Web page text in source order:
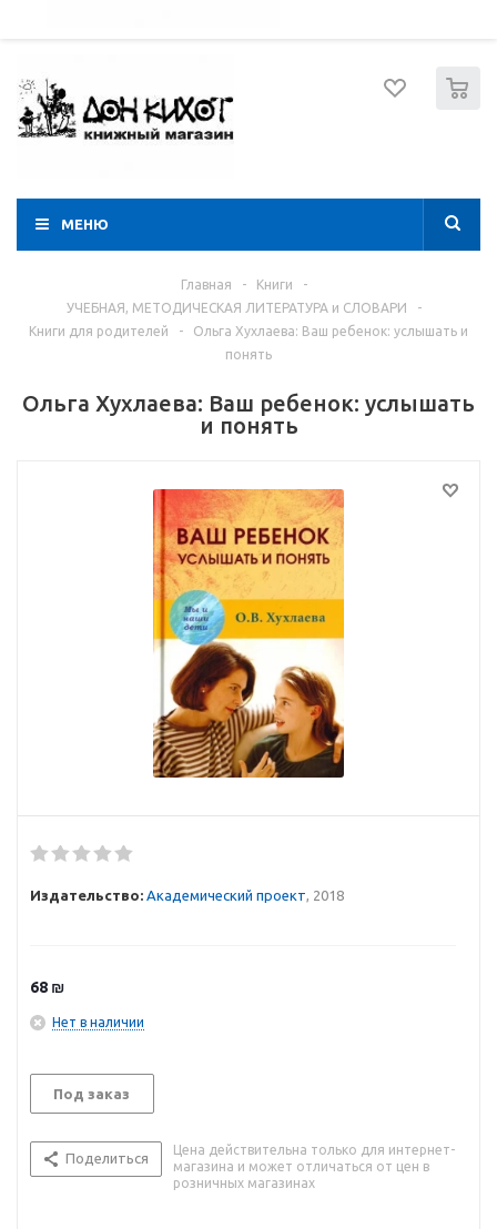
МЕНЮ
Главная - Книги
-
УЧЕБНАЯ, МЕТОДИЧЕСКАЯ ЛИТЕРАТУРА и СЛОВАРИ
-
Книги для родителей
-
Ольга Хухлаева: Ваш ребенок: услышать и
понять
Ольга Хухлаева: Ваш ребенок: услышать
и понять
Издательство: Академический проект, 2018
68 ₪
Нет в наличии
Под заказ
Поделиться
Цена действительна только для интернет-
магазина и может отличаться от цен в
розничных магазинах